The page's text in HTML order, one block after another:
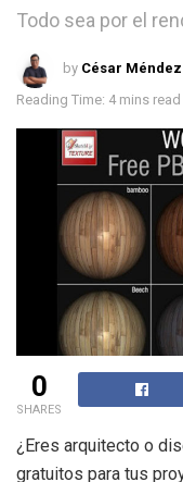
Todo sea por el
by César Méndez
Reading Time: 4 mins read
0
SHARES
¿Eres arquitecto o
gratuitos para tus